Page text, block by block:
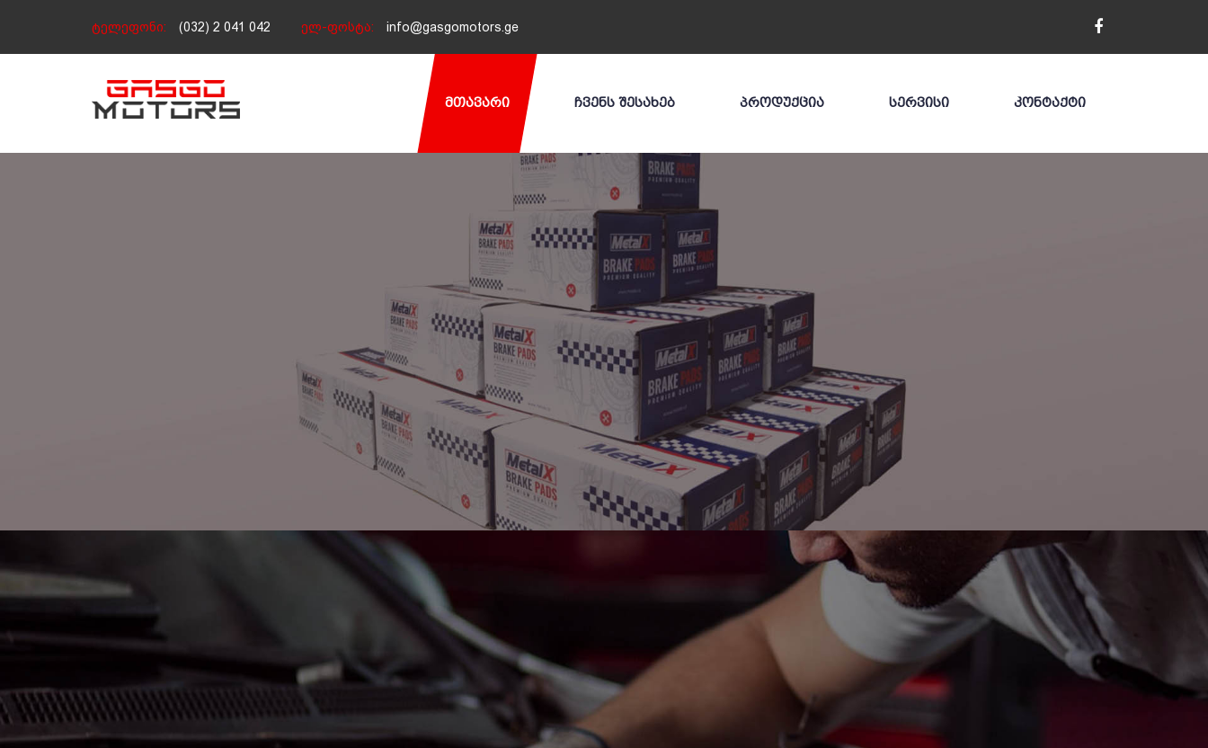
ტელეფონი: (032) 2 041 042 ელ-ფოსტა: info@gasgomotors.ge
ᲛᲗᲐᲕᲐᲠᲘ ᲩᲕᲔᲜᲡ ᲨᲔᲡᲐᲮᲔᲑ ᲞᲠᲝᲓᲣᲥᲪᲘᲐ ᲡᲔᲠᲕᲘᲡᲘ ᲙᲝᲜᲢᲐᲥᲢᲘ